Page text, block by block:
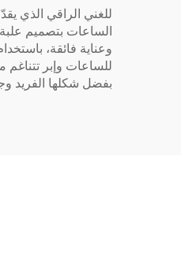
للغني الراقي الذي
الساعات بتصميم علبة
وعناية فائقة،
للساعات وإبر
بفضل شكلها الفريد